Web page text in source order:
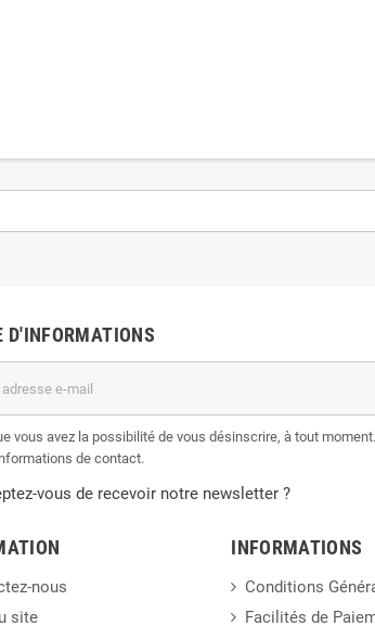
D'INFORMATIONS
vous avez la possibilité de vous désinscrire, à tout
de contact.
vous de recevoir notre newsletter ?
nous
site
INFORMATIONS
Conditions
Facilités de